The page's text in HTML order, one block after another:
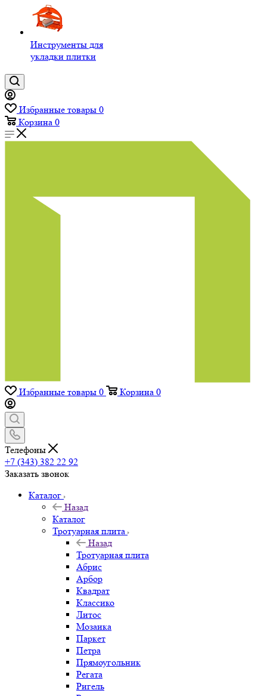
Инструменты для
укладки плитки
Избранные товары 0
Корзина 0
Избранные товары 0 Корзина 0
Телефоны
+7 (343) 382 22 92
Заказать звонок
Каталог
Назад
Каталог
Тротуарная плита
Назад
Тротуарная плита
Абрис
Арбор
Квадрат
Классико
Литос
Мозаика
Паркет
Петра
Прямоугольник
Регата
Ригель